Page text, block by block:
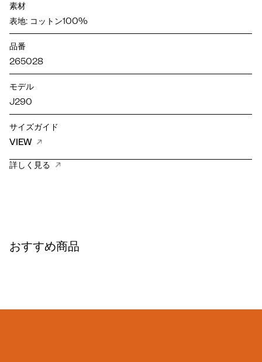
素材
表地: コットン100%
品番
265028
モデル
J290
サイズガイド
VIEW
詳しく見る
おすすめ商品